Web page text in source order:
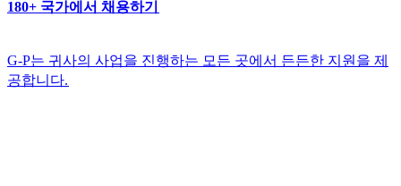
180+ 국가에서 채용하기​​
G-P는 귀사의 사업을 진행하는 모든 곳에서 든든한 지원을 제
공합니다.​​